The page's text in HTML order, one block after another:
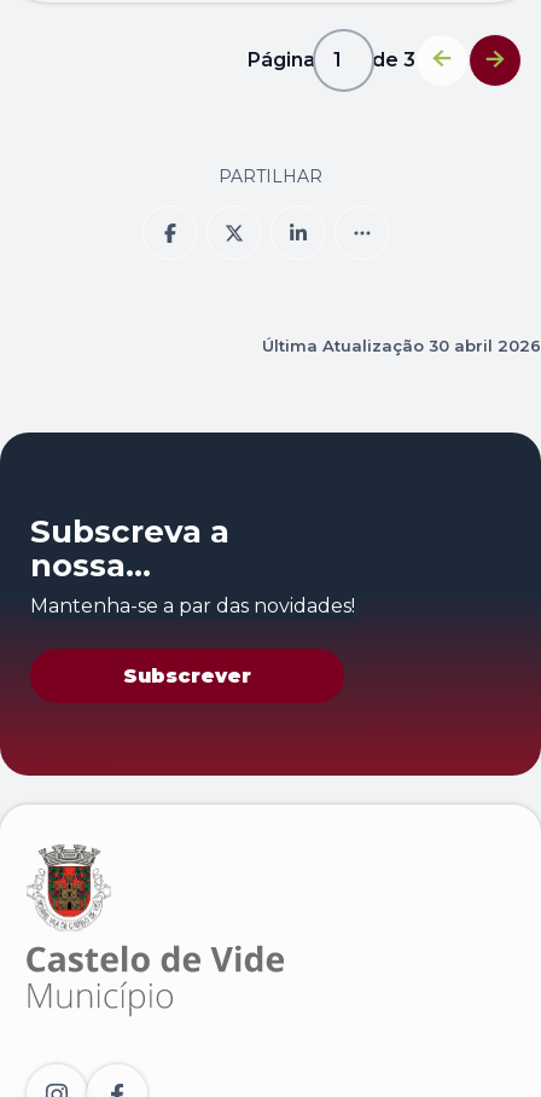
Página 11 de 3
PARTILHAR
Última Atualização 30 abril 2026
Subscreva a
nossa
newsletter
Mantenha-se a par das novidades!
Subscrever